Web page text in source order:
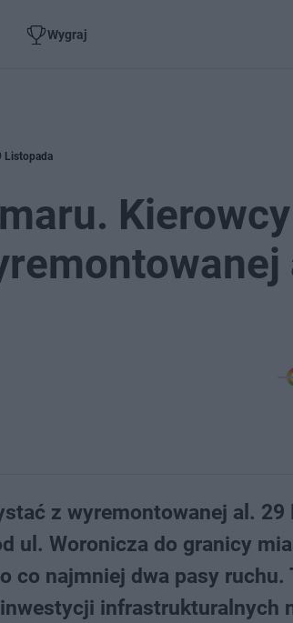
Wygraj
Listopada
Kierowcy
z wyremontowanej al. 29
ul. Woronicza do granicy
co najmniej dwa pasy ruchu.
infrastrukturalnych